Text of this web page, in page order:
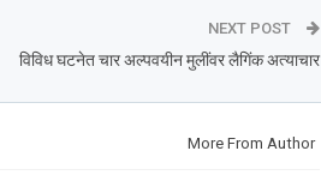
NEXT POST
विविध घटनेत चार अल्पवयीन मुलींवर लैगिंक अत्याचार
More From Author